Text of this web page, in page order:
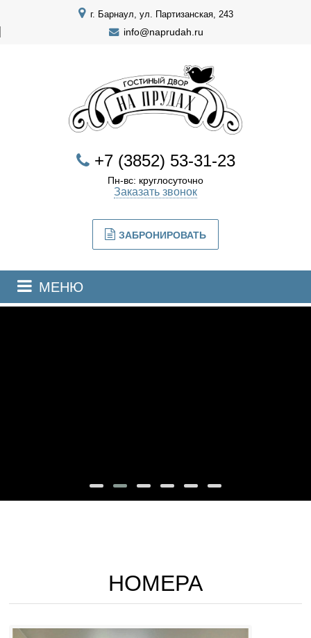
г. Барнаул, ул. Партизанская, 243
info@naprudah.ru
+7 (3852) 53-31-23
Пн-вс: круглосуточно
Заказать звонок
ЗАБРОНИРОВАТЬ
МЕНЮ
НОМЕРА